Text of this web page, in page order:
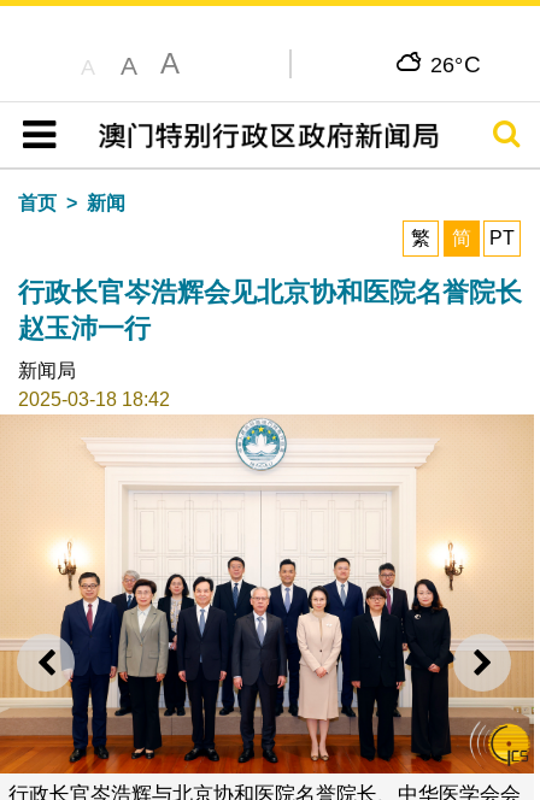
A A A 26°C
目录
搜寻
首页
新闻
繁
简 PT
行政长官岑浩辉会见北京协和医院名誉院长
赵玉沛一行
新闻局
2025-03-18 18:42
上一则 下一
行政长官岑浩辉与北京协和医院名誉院长、中华医学会会